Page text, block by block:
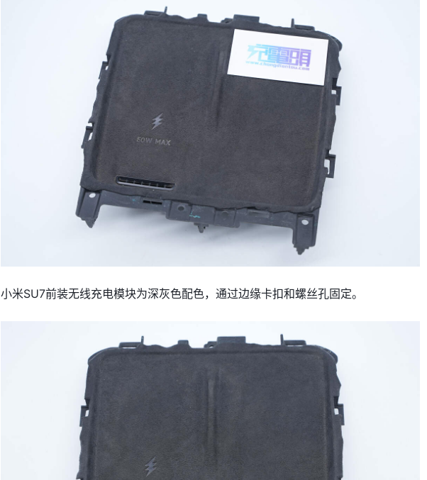
小米SU7前装无线充电模块为深灰色配色，通过边缘卡扣和螺丝孔固定。